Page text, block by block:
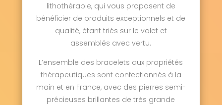
lithothérapie, qui vous proposent de
bénéficier de produits exceptionnels et de
qualité, étant triés sur le volet et
assemblés avec vertu.
L’ensemble des bracelets aux propriétés
thérapeutiques sont confectionnés à la
main et en France, avec des pierres semi-
précieuses brillantes de très grande